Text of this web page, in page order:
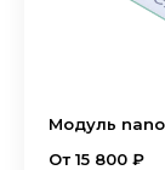
Модуль
От 15 800 ₽